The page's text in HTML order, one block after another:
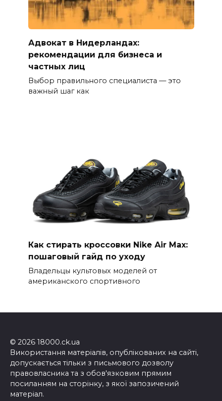
Адвокат в Нидерландах:
рекомендации для бизнеса и
частных лиц
Выбор правильного специалиста — это
важный шаг как
Как стирать кроссовки Nike Air Max:
пошаговый гайд по уходу
Владельцы культовых моделей от
американского спортивного
© 2026 18000.ck.ua
Використання матеріалів, опублікованих на сайті,
допускається тільки з письмового дозволу
правовласника та з обов'язковим прямим
посиланням на сторінку, з якої запозичений
матеріал.